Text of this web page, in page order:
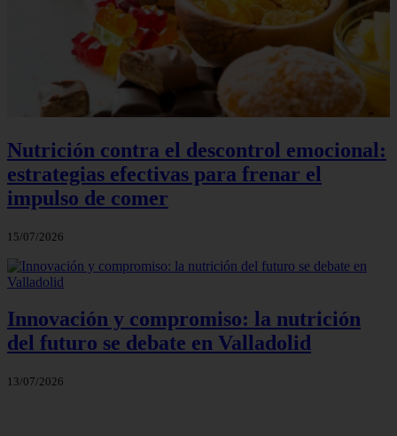
Nutrición contra el descontrol emocional:
estrategias efectivas para frenar el
impulso de comer
15/07/2026
Innovación y compromiso: la nutrición
del futuro se debate en Valladolid
13/07/2026